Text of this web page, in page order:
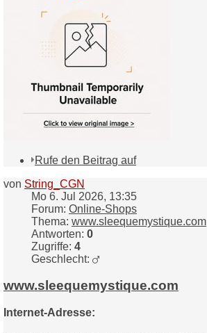
Rufe den Beitrag auf
von String_CGN
Mo 6. Jul 2026, 13:35
Forum: Online-Shops
Thema: www.sleequemystique.com
Antworten: 0
Zugriffe: 4
Geschlecht:
www.sleequemystique.com
Internet-Adresse: